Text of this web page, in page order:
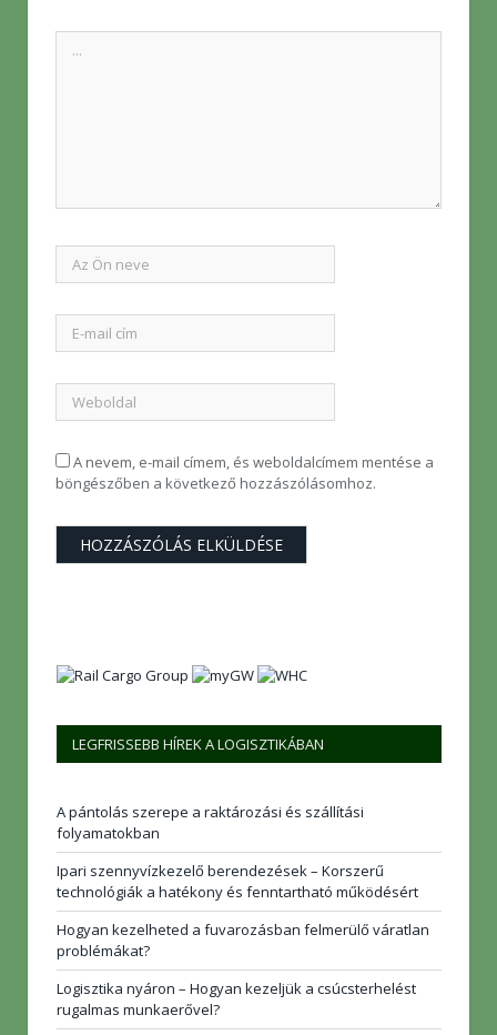
A nevem, e-mail címem, és weboldalcímem mentése a
böngészőben a következő hozzászólásomhoz.
LEGFRISSEBB HÍREK A LOGISZTIKÁBAN
A pántolás szerepe a raktározási és szállítási
folyamatokban
Ipari szennyvízkezelő berendezések – Korszerű
technológiák a hatékony és fenntartható működésért
Hogyan kezelheted a fuvarozásban felmerülő váratlan
problémákat?
Logisztika nyáron – Hogyan kezeljük a csúcsterhelést
rugalmas munkaerővel?